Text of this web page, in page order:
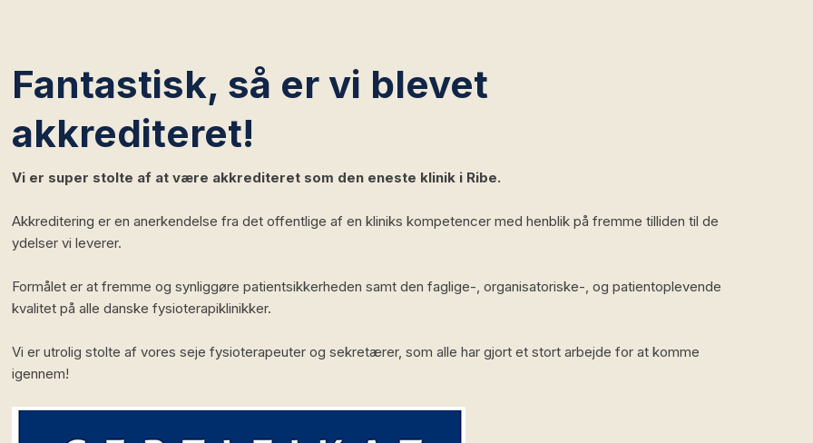
Fantastisk, så er vi blevet
akkrediteret!
Vi er super stolte af at være akkrediteret som den eneste klinik i Ribe.
Akkreditering er en anerkendelse fra det offentlige af en kliniks kompetencer med henblik på fremme tilliden til de
ydelser vi leverer.
Formålet er at fremme og synliggøre patientsikkerheden samt den faglige-, organisatoriske-, og patientoplevende
kvalitet på alle danske fysioterapiklinikker.
Vi er utrolig stolte af vores seje fysioterapeuter og sekretærer, som alle har gjort et stort arbejde for at komme
igennem!